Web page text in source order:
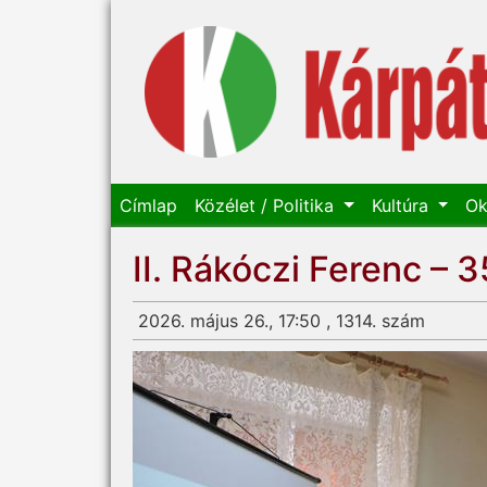
Címlap Közélet / Politika Kultúra
II. Rákóczi Ferenc –
2026. május 26., 17:50 , 1314. szám